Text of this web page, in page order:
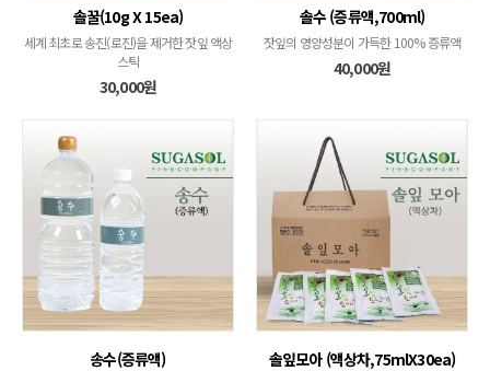
솔꿀(10g X 15ea)
세계 최초로 송진(로진)을 제거한 잣잎 액상
스틱
30,000원
솔수 (증류액,700ml)
잣잎의 영양성분이 가득한 100% 증류액
40,000원
송수(증류액) 솔잎모아 (액상차,75mlX30ea)